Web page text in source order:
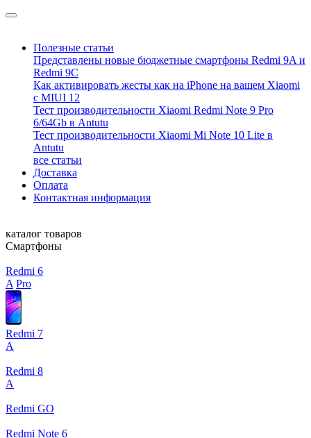
Полезные статьи
Представлены новые бюджетные смартфоны Redmi 9A и
Redmi 9C
Как активировать жесты как на iPhone на вашем Xiaomi
с MIUI 12
Тест производительности Xiaomi Redmi Note 9 Pro
6/64Gb в Antutu
Тест производительности Xiaomi Mi Note 10 Lite в
Antutu
все статьи
Доставка
Оплата
Контактная информация
каталог товаров
Смартфоны
Redmi 6
A Pro
Redmi 7
A
Redmi 8
A
Redmi GO
Redmi Note 6